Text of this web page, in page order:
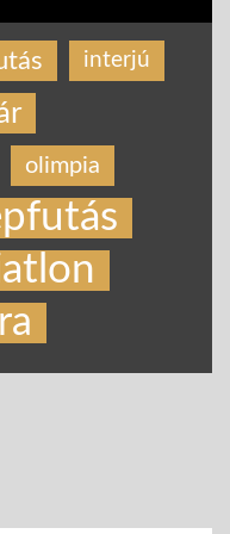
interjú
olimpia